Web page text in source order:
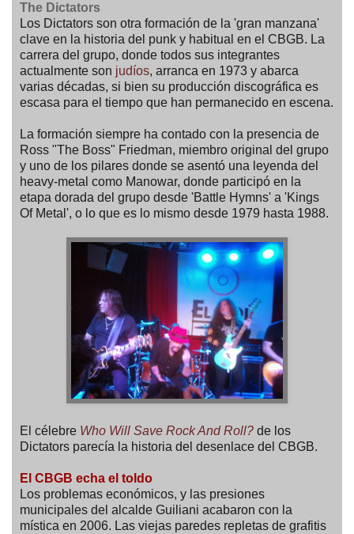
The Dictators
Los Dictators son otra formación de la 'gran manzana'
clave en la historia del punk y habitual en el CBGB. La
carrera del grupo, donde todos sus integrantes
actualmente son judíos, arranca en 1973 y abarca
varias décadas, si bien su producción discográfica es
escasa para el tiempo que han permanecido en escena.
La formación siempre ha contado con la presencia de
Ross "The Boss" Friedman, miembro original del grupo
y uno de los pilares donde se asentó una leyenda del
heavy-metal como Manowar, donde participó en la
etapa dorada del grupo desde 'Battle Hymns' a 'Kings
Of Metal', o lo que es lo mismo desde 1979 hasta 1988.
El célebre Who Will Save Rock And Roll? de los
Dictators parecía la historia del desenlace del CBGB.
El CBGB echa el toldo
Los problemas económicos, y las presiones
municipales del alcalde Guiliani acabaron con la
mística en 2006. Las viejas paredes repletas de grafitis